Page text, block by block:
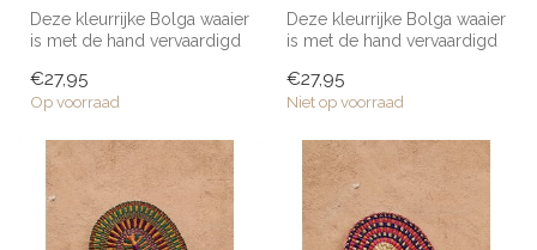
Deze kleurrijke Bolga waaier
is met de hand vervaardigd
€27,95
Op voorraad
Deze kleurrijke Bolga waaier
is met de hand vervaardigd
€27,95
Niet op voorraad